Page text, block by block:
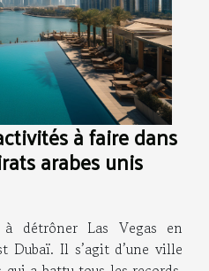
à faire dans
arabes unis
détrôner Las Vegas en
Dubaï. Il s’agit d’une ville